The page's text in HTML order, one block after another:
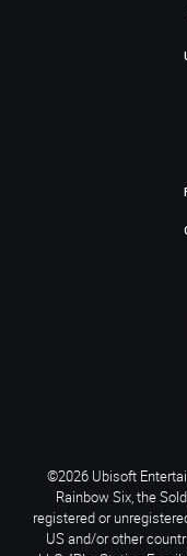
©2026 Ubisoft
Rainbow Six, the
registered or
US and/or other